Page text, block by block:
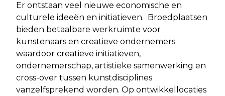
Er ontstaan veel nieuwe economische en
culturele ideeën en initiatieven. Broedplaatsen
bieden betaalbare werkruimte voor
kunstenaars en creatieve ondernemers
waardoor creatieve initiatieven,
ondernemerschap, artistieke samenwerking en
cross-over tussen kunstdisciplines
vanzelfsprekend worden. Op ontwikkellocaties